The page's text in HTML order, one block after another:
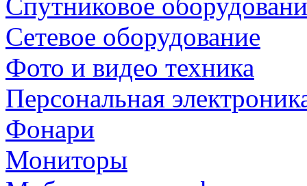
Спутниковое
Сетевое оборудование
Фото и видео техника
Персональная
Фонари
Мониторы